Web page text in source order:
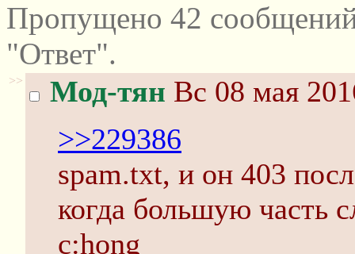
Пропущено 42
"Ответ".
>> Мод-тян Вс 08 мая
>>229386
spam.txt, и он 403
когда большую часть
c:hong